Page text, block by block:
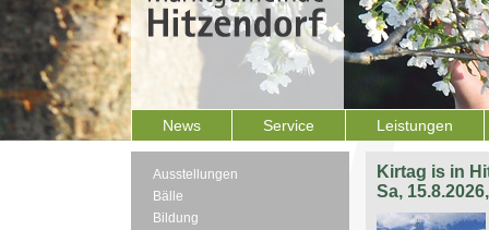
News Service Leistungen
Ausstellungen
Bälle
Bildung
Kirtag is in
Sa,